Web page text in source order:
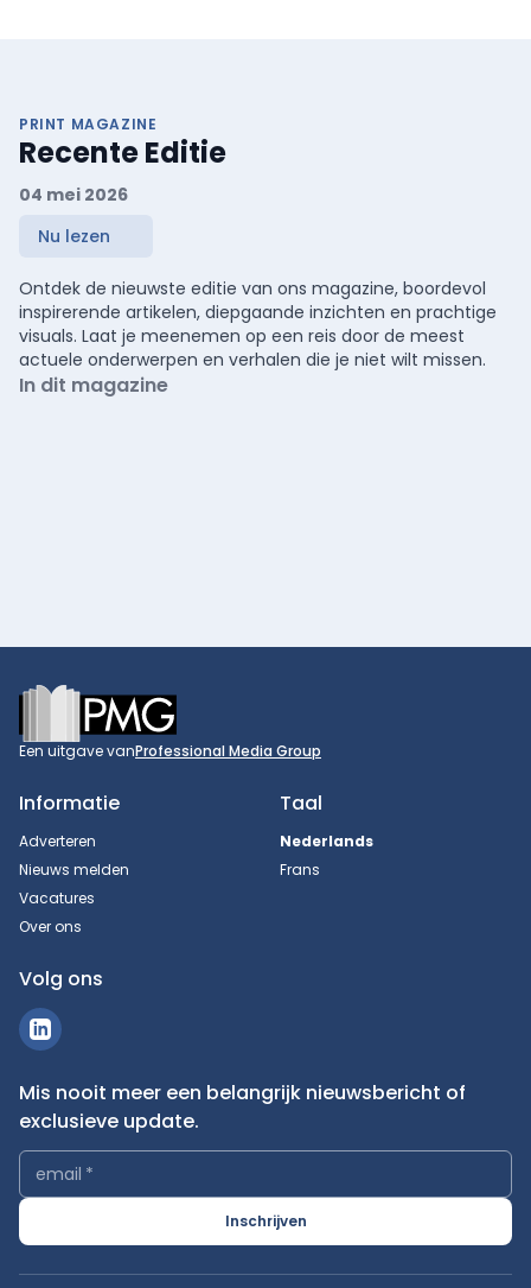
PRINT MAGAZINE
Recente Editie
04 mei 2026
Nu lezen
Ontdek de nieuwste editie van ons magazine, boordevol
inspirerende artikelen, diepgaande inzichten en prachtige
visuals. Laat je meenemen op een reis door de meest
actuele onderwerpen en verhalen die je niet wilt missen.
In dit magazine
Footer
Een uitgave vanProfessional Media Group
Informatie
Adverteren
Nieuws melden
Vacatures
Over ons
Taal
Nederlands
Frans
Volg ons
Mis nooit meer een belangrijk nieuwsbericht of
exclusieve update.
email *
Inschrijven